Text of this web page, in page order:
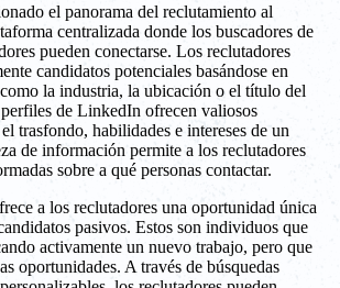
el panorama del reclutamiento al
centralizada donde los buscadores de
pueden conectarse. Los reclutadores
candidatos potenciales basándose en
la industria, la ubicación o el título del
de LinkedIn ofrecen valiosos
trasfondo, habilidades e intereses de un
de información permite a los reclutadores
sobre a qué personas contactar.
a los reclutadores una oportunidad única
pasivos. Estos son individuos que
activamente un nuevo trabajo, pero que
oportunidades. A través de búsquedas